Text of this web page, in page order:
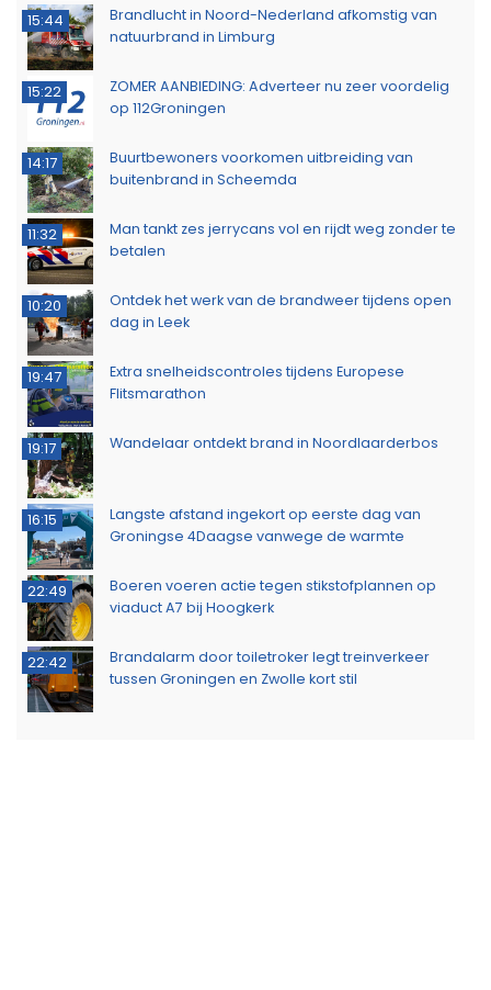
15:44
Brandlucht in Noord-Nederland afkomstig van
natuurbrand in Limburg
15:22
ZOMER AANBIEDING: Adverteer nu zeer voordelig
op 112Groningen
14:17
Buurtbewoners voorkomen uitbreiding van
buitenbrand in Scheemda
11:32
Man tankt zes jerrycans vol en rijdt weg zonder te
betalen
10:20
Ontdek het werk van de brandweer tijdens open
dag in Leek
19:47
Extra snelheidscontroles tijdens Europese
Flitsmarathon
19:17 Wandelaar ontdekt brand in Noordlaarderbos
16:15
Langste afstand ingekort op eerste dag van
Groningse 4Daagse vanwege de warmte
22:49
Boeren voeren actie tegen stikstofplannen op
viaduct A7 bij Hoogkerk
22:42
Brandalarm door toiletroker legt treinverkeer
tussen Groningen en Zwolle kort stil